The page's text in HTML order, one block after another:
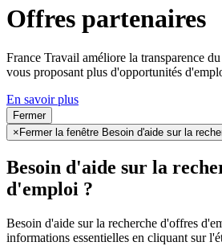
Offres partenaires
France Travail améliore la transparence
vous proposant plus d'opportunités
En savoir plus
Fermer
× Fermer la fenêtre Besoin d'aide sur la
Besoin d'aide sur la
d'emploi ?
Besoin d'aide sur la recherche d'offres
informations essentielles en cliquant sur